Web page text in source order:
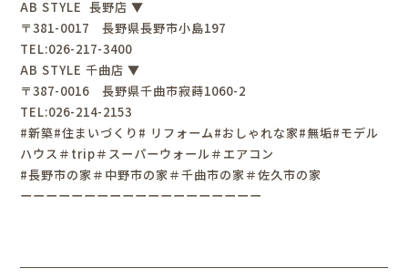
AB STYLE 長野店 ▼
〒381-0017 長野県長野市小島197
TEL:026-217-3400
AB STYLE 千曲店 ▼
〒387-0016 長野県千曲市寂蒔1060-2
TEL:026-214-2153
#新築#住まいづくり# リフォーム#おしゃれな家#無垢#モデル
ハウス＃trip＃スーパーウォール＃エアコン
#長野市の家＃中野市の家＃千曲市の家＃佐久市の家
ーーーーーーーーーーーーーーーーーーー